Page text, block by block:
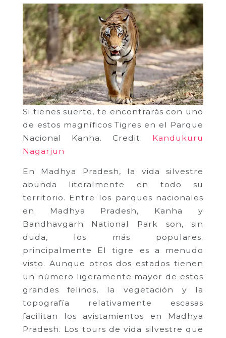
Si tienes suerte, te encontrarás con uno
de estos magníficos Tigres en el Parque
Nacional Kanha. Credit: Kandukuru
Nagarjun
En Madhya Pradesh, la vida silvestre
abunda literalmente en todo su
territorio. Entre los parques nacionales
en Madhya Pradesh, Kanha y
Bandhavgarh National Park son, sin
duda, los más populares.
principalmente El tigre es a menudo
visto. Aunque otros dos estados tienen
un número ligeramente mayor de estos
grandes felinos, la vegetación y la
topografía relativamente escasas
facilitan los avistamientos en Madhya
Pradesh. Los tours de vida silvestre que